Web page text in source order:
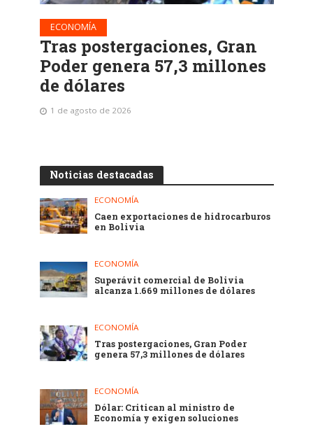
ECONOMÍA
Tras postergaciones, Gran
Poder genera 57,3 millones
de dólares
1 de agosto de 2026
Noticias destacadas
ECONOMÍA
Caen exportaciones de hidrocarburos
en Bolivia
ECONOMÍA
Superávit comercial de Bolivia
alcanza 1.669 millones de dólares
ECONOMÍA
Tras postergaciones, Gran Poder
genera 57,3 millones de dólares
ECONOMÍA
Dólar: Critican al ministro de
Economía y exigen soluciones